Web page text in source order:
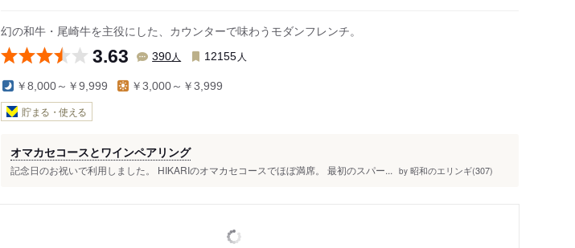
幻の和牛・尾崎牛を主役にした、カウンターで味わうモダンフレンチ。
3.63 390人 12155 人
￥8,000～￥9,999 ￥3,000～￥3,999
貯まる・使える
オマカセコースとワインペアリング
記念日のお祝いで利用しました。 HIKARIのオマカセコースでほぼ満席。 最初のスパー... by 昭和のエリンギ(307)